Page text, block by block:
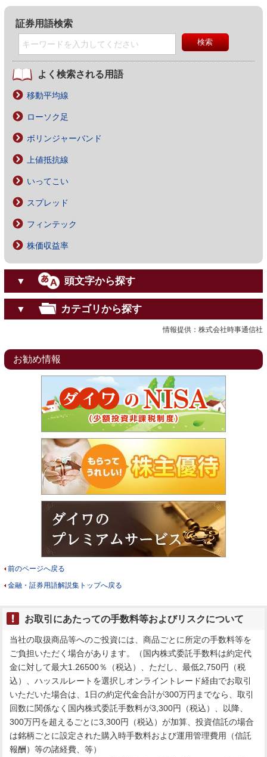
証券用語検索
よく検索される用語
移動平均線
ローソク足
ボリンジャーバンド
上値抵抗線
いってこい
スプレッド
フィンテック
株価収益率
▼ 頭文字から探す
▼ カテゴリから探す
情報提供：株式会社時事通信社
お勧め情報
前のページへ戻る
金融・証券用語解説集トップへ戻る
お取引にあたっての手数料等およびリスクについて
当社の取扱商品等へのご投資には、商品ごとに所定の手数料等を
ご負担いただく場合があります。（国内株式委託手数料は約定代
金に対して最大1.26500％（税込）、ただし、最低2,750円（税
込）、ハッスルレートを選択しオンライントレード経由でお取引
いただいた場合は、1日の約定代金合計が300万円までなら、取引
回数に関係なく国内株式委託手数料が3,300円（税込）、以降、
300万円を超えるごとに3,300円（税込）が加算、投資信託の場合
は銘柄ごとに設定された購入時手数料および運用管理費用（信託
報酬）等の諸経費、等）